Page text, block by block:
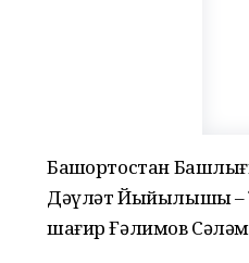
Башҡортостан
Дәүләт Йыйылышы –
шағир Ғәлимов